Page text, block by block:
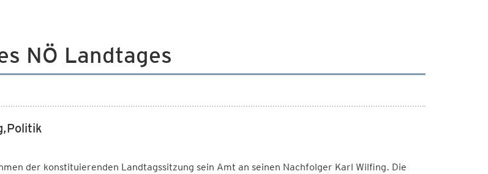
NÖ Landtages
der konstituierenden Landtagssitzung sein Amt an seinen Nachfolger Karl Wilfing. Die